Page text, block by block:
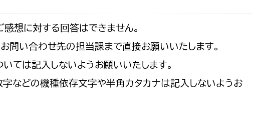
想に対する回答はできません。
問い合わせ先の担当課まで直接お願いいたします。
ては記入しないようお願いいたします。
などの機種依存文字や半角カタカナは記入しないようお